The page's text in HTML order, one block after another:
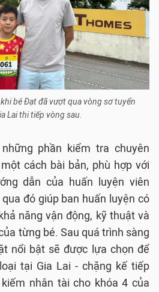
bé Đạt đã vượt qua vòng sơ tuyển
Lai thi tiếp vòng sau.
phần kiểm tra chuyên
cách bài bản, phù hợp với
dẫn của huấn luyện viên
đó giúp ban huấn luyện có
năng vận động, kỹ thuật và
từng bé. Sau quá trình sàng
nổi bật sẽ được lựa chọn để
tại Gia Lai - chặng kế tiếp
nhân tài cho khóa 4 của